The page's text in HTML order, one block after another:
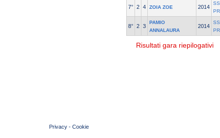
7° 2 4 ZOIA ZOE 2014
8° 2 3
PAMIO
ANNALAURA
2014
Risultati gara riepilogativi
Privacy - Cookie